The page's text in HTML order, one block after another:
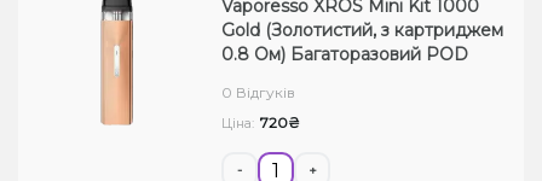
Vaporesso XROS Mini Kit 1000
Gold (Золотистий, з картриджем
0.8 Ом) Багаторазовий POD
0 Відгуків
Ціна: 720₴
- +